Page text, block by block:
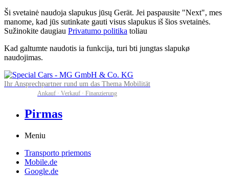
Ši svetainė naudoja slapukus jūsų Gerät. Jei paspausite "Next", mes
manome, kad jūs sutinkate gauti visus slapukus iš šios svetainės.
Sužinokite daugiau Privatumo politika toliau
Kad galtumte naudotis ia funkcija, turi bti jungtas slapukø
naudojimas.
Ihr Ansprechpartner rund um das Thema Mobilität
Ankauf · Verkauf · Finanzierung
Pirmas
Meniu
Transporto priemons
Mobile.de
Google.de